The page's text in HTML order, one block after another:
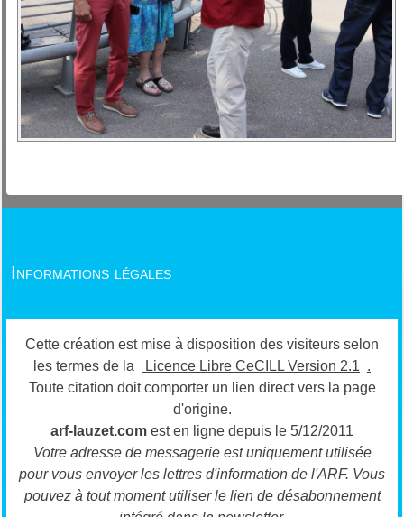
Informations légales
Cette création est mise à disposition des visiteurs selon
les termes de la
Licence Libre CeCILL Version 2.1 .
Toute citation doit comporter un lien direct vers la page
d'origine.
arf-lauzet.com est en ligne depuis le 5/12/2011
Votre adresse de messagerie est uniquement utilisée
pour vous envoyer les lettres d'information de l'ARF. Vous
pouvez à tout moment utiliser le lien de désabonnement